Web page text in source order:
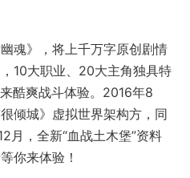
唯美画风与人设，传承经典
玄幻题材、即时制为卖点，
幻手游，扛鼎App Store畅